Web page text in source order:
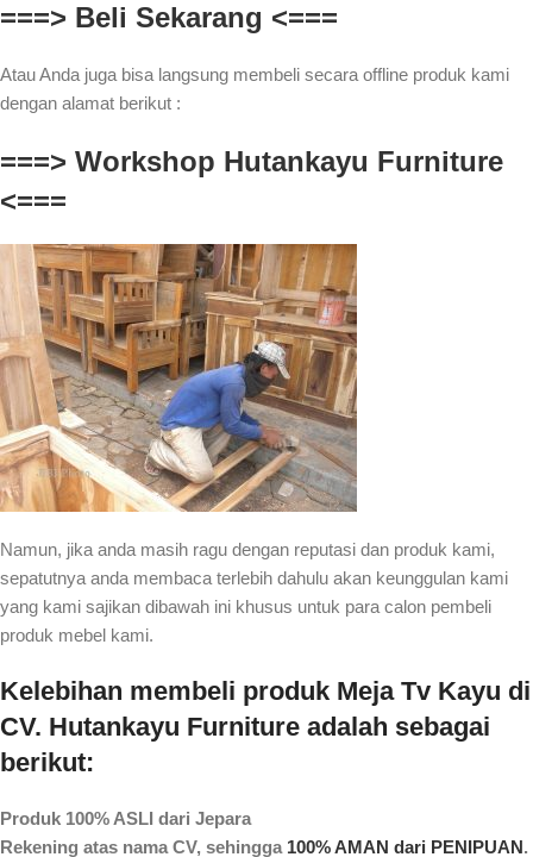
===> Beli Sekarang <===
Atau Anda juga bisa langsung membeli secara offline produk kami
dengan alamat berikut :
===> Workshop Hutankayu Furniture
<===
Namun, jika anda masih ragu dengan reputasi dan produk kami,
sepatutnya anda membaca terlebih dahulu akan keunggulan kami
yang kami sajikan dibawah ini khusus untuk para calon pembeli
produk mebel kami.
Kelebihan membeli produk Meja Tv Kayu di
CV. Hutankayu Furniture adalah sebagai
berikut:
Produk 100% ASLI dari Jepara
Rekening atas nama CV, sehingga 100% AMAN dari PENIPUAN.